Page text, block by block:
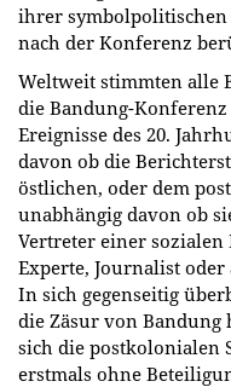
ihrer
nach der Konferenz
Weltweit stimmten alle
die Bandung-
Ereignisse des 20.
davon ob die
östlichen, oder dem
unabhängig davon ob
Vertreter einer sozialen
Experte, Journalist
In sich gegenseitig
die Zäsur von Bandung
sich die postkolonialen
erstmals ohne